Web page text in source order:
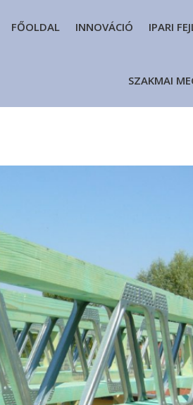
FŐOLDAL INNOVÁCIÓ IPARI
SZAKMAI